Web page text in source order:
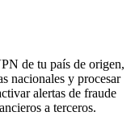
de tu país de origen,
nacionales y procesar
alertas de fraude
a terceros.